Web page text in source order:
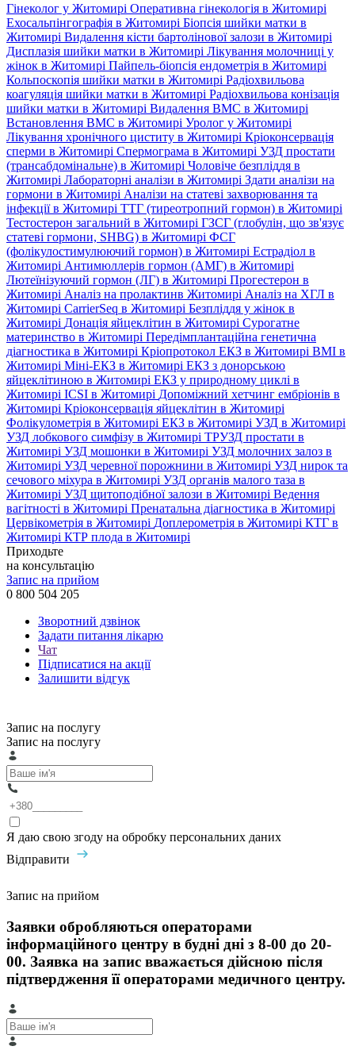
Гінеколог у Житомирі Оперативна гінекологія в Житомирі
Ехосальпінгографія в Житомирі Біопсія шийки матки в
Житомирі Видалення кісти бартолінової залози в Житомирі
Дисплазія шийки матки в Житомирі Лікування молочниці у
жінок в Житомирі Пайпель-біопсія ендометрія в Житомирі
Кольпоскопія шийки матки в Житомирі Радіохвильова
коагуляція шийки матки в Житомирі Радіохвильова конізація
шийки матки в Житомирі Видалення ВМС в Житомирі
Встановлення ВМС в Житомирі Уролог у Житомирі
Лікування хронічного циститу в Житомирі Кріоконсервація
сперми в Житомирі Спермограма в Житомирі УЗД простати
(трансабдомінальне) в Житомирі Чоловіче безпліддя в
Житомирі Лабораторні аналізи в Житомирі Здати аналізи на
гормони в Житомирі Аналізи на статеві захворювання та
інфекції в Житомирі ТТГ (тиреотропний гормон) в Житомирі
Тестостерон загальний в Житомирі ГЗСГ (глобулін, що зв'язує
статеві гормони, SHBG) в Житомирі ФСГ
(фолікулостимулюючий гормон) в Житомирі Естрадіол в
Житомирі Антимюллерів гормон (АМГ) в Житомирі
Лютеїнізуючий гормон (ЛГ) в Житомирі Прогестерон в
Житомирі Аналіз на пролактинв Житомирі Аналіз на ХГЛ в
Житомирі CarrierSeq в Житомирі Безпліддя у жінок в
Житомирі Донація яйцеклітин в Житомирі Сурогатне
материнство в Житомирі Передімплантаційна генетична
діагностика в Житомирі Кріопротокол ЕКЗ в Житомирі ВМІ в
Житомирі Міні-ЕКЗ в Житомирі ЕКЗ з донорською
яйцеклітиною в Житомирі ЕКЗ у природному циклі в
Житомирі ICSI в Житомирі Допоміжний хетчинг ембріонів в
Житомирі Кріоконсервація яйцеклітин в Житомирі
Фолікулометрія в Житомирі ЕКЗ в Житомирі УЗД в Житомирі
УЗД лобкового симфізу в Житомирі ТРУЗД простати в
Житомирі УЗД мошонки в Житомирі УЗД молочних залоз в
Житомирі УЗД черевної порожнини в Житомирі УЗД нирок та
сечового міхура в Житомирі УЗД органів малого таза в
Житомирі УЗД щитоподібної залози в Житомирі Ведення
вагітності в Житомирі Пренатальна діагностика в Житомирі
Цервікометрія в Житомирі Доплерометрія в Житомирі КТГ в
Житомирі КТР плода в Житомирі
Приходьте
на консультацію
Запис на прийом
0 800 504 205
Зворотний дзвінок
Задати питання лікарю
Чат
Підписатися на акції
Залишити відгук
Запис на послугу
Запис на послугу
Я даю свою згоду на обробку персональних даних
Відправити
Запис на прийом
Заявки обробляються операторами
інформаційного центру в будні дні з 8-00 до 20-
00. Заявка на запис вважається дійсною після
підтвердження її операторами медичного центру.